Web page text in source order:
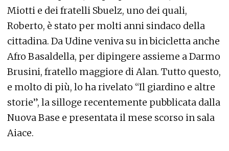
Miotti e dei fratelli Sbuelz, uno dei quali,
Roberto, è stato per molti anni sindaco della
cittadina. Da Udine veniva su in bicicletta anche
Afro Basaldella, per dipingere assieme a Darmo
Brusini, fratello maggiore di Alan. Tutto questo,
e molto di più, lo ha rivelato “Il giardino e altre
storie”, la silloge recentemente pubblicata dalla
Nuova Base e presentata il mese scorso in sala
Aiace.